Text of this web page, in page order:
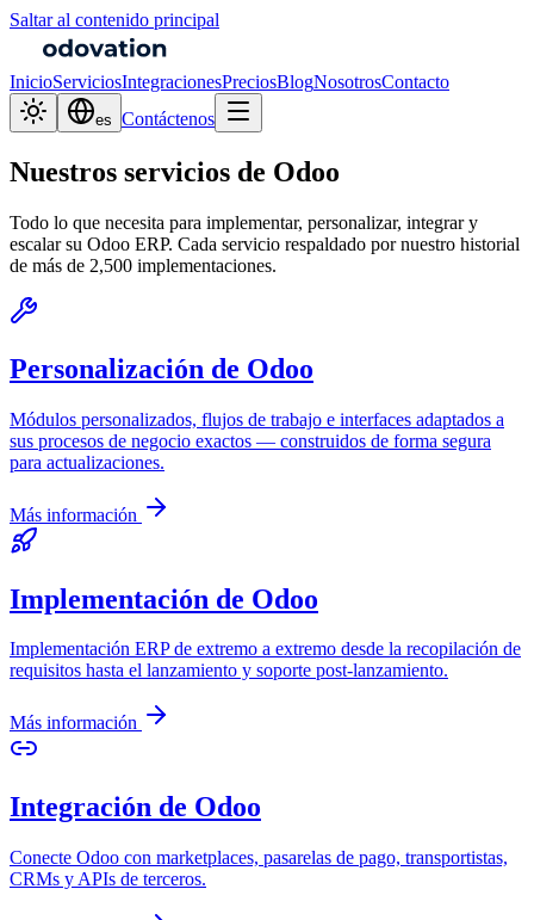
Saltar al contenido principal
InicioServiciosIntegracionesPreciosBlogNosotrosContacto
es Contáctenos
Nuestros servicios de Odoo
Todo lo que necesita para implementar, personalizar, integrar y
escalar su Odoo ERP. Cada servicio respaldado por nuestro historial
de más de 2,500 implementaciones.
Personalización de Odoo
Módulos personalizados, flujos de trabajo e interfaces adaptados a
sus procesos de negocio exactos — construidos de forma segura
para actualizaciones.
Más información
Implementación de Odoo
Implementación ERP de extremo a extremo desde la recopilación de
requisitos hasta el lanzamiento y soporte post-lanzamiento.
Más información
Integración de Odoo
Conecte Odoo con marketplaces, pasarelas de pago, transportistas,
CRMs y APIs de terceros.